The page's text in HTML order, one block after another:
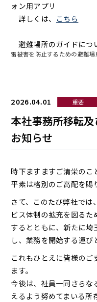
ォン用アプリ
詳しくは、 こちら
避難場所のガイドにつ
雷被害を防止するための避難場
2026.04.01 重要
本社事務所移転
お知らせ
時下ますますご清栄のこ
平素は格別のご高配を賜
さて、このたび弊社では
ビス体制の拡充を図る
するとともに、新たに
し、業務を開始する運び
これもひとえに皆様の
ます。
今後は、社員一同さら
えるよう努めてまいる所